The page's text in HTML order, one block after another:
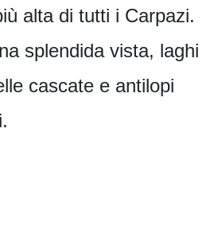
alta di tutti i Carpazi.
splendida vista, laghi
cascate e antilopi